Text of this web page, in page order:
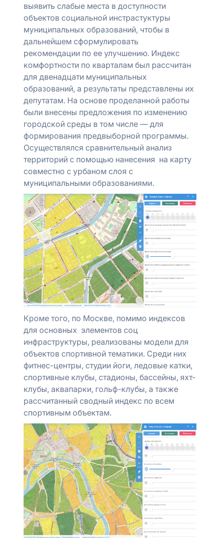
выявить слабые места в доступности
объектов социальной инстрастуктуры
муниципальных образований, чтобы в
дальнейшем сформулировать
рекомендации по ее улучшению. Индекс
комфортности по кварталам был рассчитан
для двенадцати муниципальных
образований, а результаты представлены их
депутатам. На основе проделанной работы
были внесены предложения по изменению
городской среды в том числе — для
формирования предвыборной программы.
Осуществлялся сравнительный анализ
территорий с помощью нанесения на карту
совместно с урбаном слоя с
муниципальными образованиями.
Кроме того, по Москве, помимо индексов
для основных элементов соц
инфраструктуры, реализованы модели для
объектов спортивной тематики. Среди них
фитнес-центры, студии йоги, ледовые катки,
спортивные клубы, стадионы, бассейны, яхт-
клубы, аквапарки, гольф-клубы, а также
рассчитанный сводный индекс по всем
спортивным объектам.